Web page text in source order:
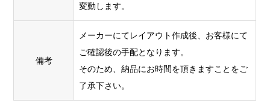
変動します。
備考
メーカーにてレイアウト作成後、お客様にて
ご確認後の手配となります。
そのため、納品にお時間を頂きますことをご
了承下さい。